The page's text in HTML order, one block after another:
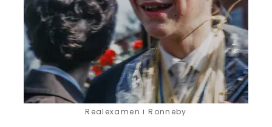
Realexamen i Ronneby